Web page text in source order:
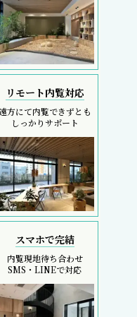
リモート内覧対応
方にて内覧できずとも
しっかりサポート
スマホで完結
内覧現地待ち合わせ
SMS・LINEで対応